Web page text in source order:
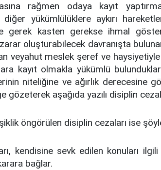
rağmen odaya kayıt
yükümlülüklere aykırı
gerek kasten gerekse ihmal
oluşturabilecek davranışta
veyahut meslek şeref ve
kayıt olmakla yükümlü
niteliğine ve ağırlık derecesine
gözeterek aşağıda yazılı disiplin
öngörülen disiplin cezaları ise
kendisine sevk edilen konuları
bağlar.